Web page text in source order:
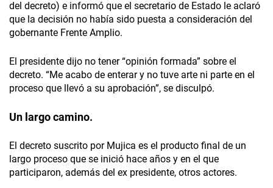
del decreto) e informó que el secretario de Estado le aclaró
que la decisión no había sido puesta a consideración del
gobernante Frente Amplio.
El presidente dijo no tener “opinión formada” sobre el
decreto. “Me acabo de enterar y no tuve arte ni parte en el
proceso que llevó a su aprobación”, se disculpó.
Un largo camino.
El decreto suscrito por Mujica es el producto final de un
largo proceso que se inició hace años y en el que
participaron, además del ex presidente, otros actores.